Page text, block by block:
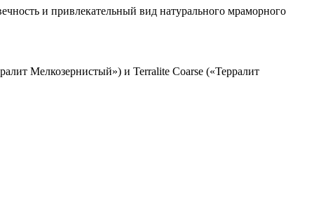
и привлекательный вид натурального мраморного
Мелкозернистый») и Terralite Coarse («Терралит